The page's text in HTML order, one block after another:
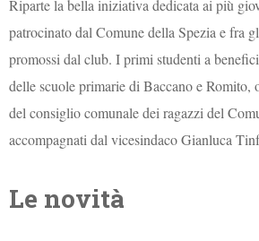
Riparte la bella iniziativa dedicata ai più
patrocinato dal Comune della Spezia e fra
promossi dal club. I primi studenti a
delle scuole primarie di Baccano e Romito,
del consiglio comunale dei ragazzi del
accompagnati dal vicesindaco Gianluca
Le novità